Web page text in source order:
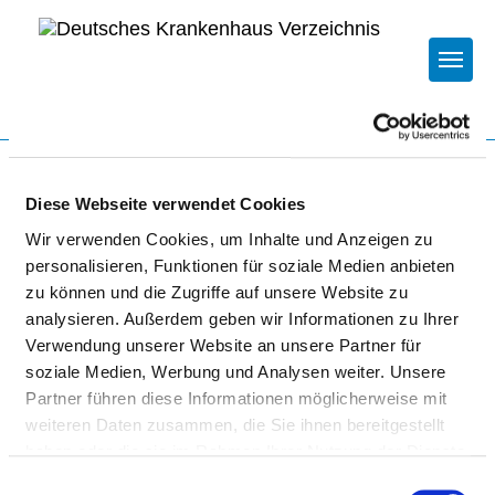
Diese Webseite verwendet Cookies
Wir verwenden Cookies, um Inhalte und Anzeigen zu
personalisieren, Funktionen für soziale Medien anbieten
zu können und die Zugriffe auf unsere Website zu
analysieren. Außerdem geben wir Informationen zu Ihrer
Verwendung unserer Website an unsere Partner für
soziale Medien, Werbung und Analysen weiter. Unsere
Partner führen diese Informationen möglicherweise mit
weiteren Daten zusammen, die Sie ihnen bereitgestellt
Startseite der Fachabteilung
KLINIKVERBUND ALLGÄU
GGMBH - KLINIK MINDELHEIM